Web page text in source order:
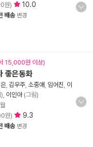
원) 10.0
배송 변경
15,000원 이상)
좋은동화
김우주 소중애 임어진 이
이인아(그림)
원) 9.3
배송 변경